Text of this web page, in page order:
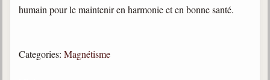
Sujets du mois
Maximes
humain pour le maintenir en harmonie et en bonne santé.
Categories: Magnétisme